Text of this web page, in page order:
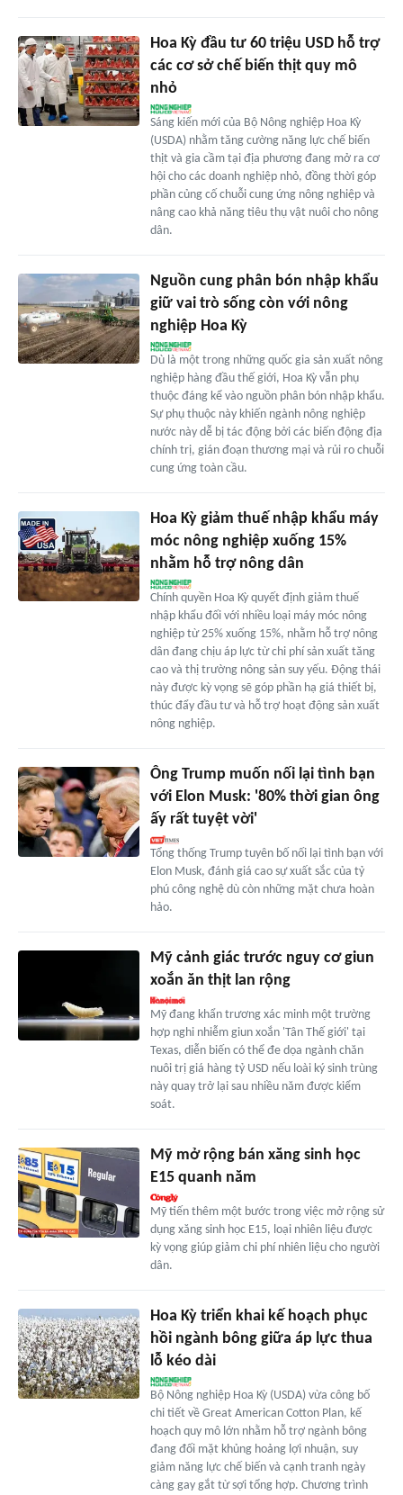
Hoa Kỳ đầu tư 60 triệu USD hỗ trợ
các cơ sở chế biến thịt quy mô
nhỏ
Sáng kiến mới của Bộ Nông nghiệp Hoa Kỳ
(USDA) nhằm tăng cường năng lực chế biến
thịt và gia cầm tại địa phương đang mở ra cơ
hội cho các doanh nghiệp nhỏ, đồng thời góp
phần củng cố chuỗi cung ứng nông nghiệp và
nâng cao khả năng tiêu thụ vật nuôi cho nông
dân.
Nguồn cung phân bón nhập khẩu
giữ vai trò sống còn với nông
nghiệp Hoa Kỳ
Dù là một trong những quốc gia sản xuất nông
nghiệp hàng đầu thế giới, Hoa Kỳ vẫn phụ
thuộc đáng kể vào nguồn phân bón nhập khẩu.
Sự phụ thuộc này khiến ngành nông nghiệp
nước này dễ bị tác động bởi các biến động địa
chính trị, gián đoạn thương mại và rủi ro chuỗi
cung ứng toàn cầu.
Hoa Kỳ giảm thuế nhập khẩu máy
móc nông nghiệp xuống 15%
nhằm hỗ trợ nông dân
Chính quyền Hoa Kỳ quyết định giảm thuế
nhập khẩu đối với nhiều loại máy móc nông
nghiệp từ 25% xuống 15%, nhằm hỗ trợ nông
dân đang chịu áp lực từ chi phí sản xuất tăng
cao và thị trường nông sản suy yếu. Động thái
này được kỳ vọng sẽ góp phần hạ giá thiết bị,
thúc đẩy đầu tư và hỗ trợ hoạt động sản xuất
nông nghiệp.
Ông Trump muốn nối lại tình bạn
với Elon Musk: '80% thời gian ông
ấy rất tuyệt vời'
Tổng thống Trump tuyên bố nối lại tình bạn với
Elon Musk, đánh giá cao sự xuất sắc của tỷ
phú công nghệ dù còn những mặt chưa hoàn
hảo.
Mỹ cảnh giác trước nguy cơ giun
xoắn ăn thịt lan rộng
Mỹ đang khẩn trương xác minh một trường
hợp nghi nhiễm giun xoắn 'Tân Thế giới' tại
Texas, diễn biến có thể đe dọa ngành chăn
nuôi trị giá hàng tỷ USD nếu loài ký sinh trùng
này quay trở lại sau nhiều năm được kiểm
soát.
Mỹ mở rộng bán xăng sinh học
E15 quanh năm
Mỹ tiến thêm một bước trong việc mở rộng sử
dụng xăng sinh học E15, loại nhiên liệu được
kỳ vọng giúp giảm chi phí nhiên liệu cho người
dân.
Hoa Kỳ triển khai kế hoạch phục
hồi ngành bông giữa áp lực thua
lỗ kéo dài
Bộ Nông nghiệp Hoa Kỳ (USDA) vừa công bố
chi tiết về Great American Cotton Plan, kế
hoạch quy mô lớn nhằm hỗ trợ ngành bông
đang đối mặt khủng hoảng lợi nhuận, suy
giảm năng lực chế biến và cạnh tranh ngày
càng gay gắt từ sợi tổng hợp. Chương trình